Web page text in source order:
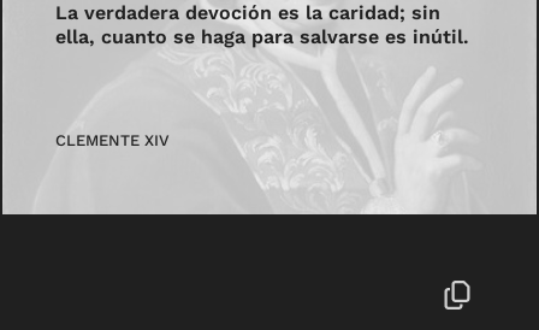
La verdadera devoción es la caridad; sin
ella, cuanto se haga para salvarse es inútil.
CLEMENTE XIV